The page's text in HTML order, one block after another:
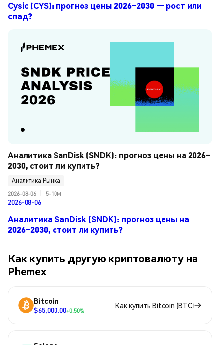
Cysic (CYS): прогноз цены 2026–2030 — рост или
спад?
Аналитика SanDisk (SNDK): прогноз цены на 2026–
2030, стоит ли купить?
Аналитика Рынка
2026-08-06
5-10м
2026-08-06
Аналитика SanDisk (SNDK): прогноз цены на
2026–2030, стоит ли купить?
Как купить другую криптовалюту на
Phemex
Bitcoin
$65,000.00+0.50%
Как купить Bitcoin (BTC)